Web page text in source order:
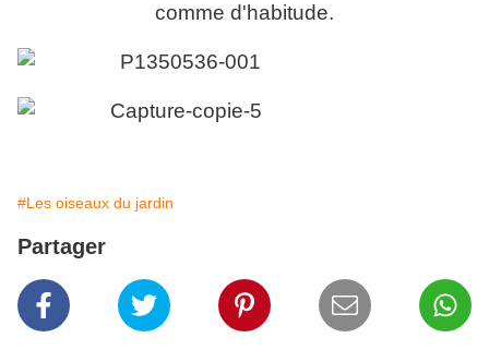
comme d'habitude.
#Les oiseaux du jardin
Partager